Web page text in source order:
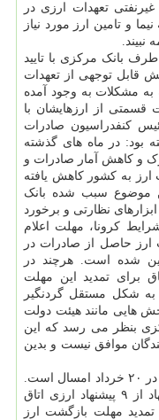
تعهدات ارزی در
و تامین ارز مورد نیاز
نبیند.
بانک مرکزی با تایید
توجهی از تعهدات
به مشکلات به وجود آمده
قسمتی از ارزهایشان با
کنفدراسیون صادرات
بود: در ماه های گذشته
و کاهش آمار صادرات و
به کشور کاهش یافته
موضوع سبب شده بانک
نظارتی و برخورد
کرونا، مهلت اعلام
حاصل از صادرات در
شده است. هرچند در
برای تمدید این مهلت
شکل مستقل گردنگیر
هایی مانند هیئت دولت
بنظر می رسد که این
موافق نیست و بدین
اشاره لاهوتی به جلسه شورای گفت و گو در ۲۰ خرداد امسال است.
در این نشست اعضای شورا، هفت پیشنهاد از ۹ پیشنهاد ارزی اتاق
تمدید مهلت بازگشت ارز